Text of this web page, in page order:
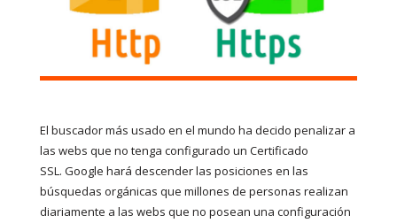
El buscador más usado en el mundo ha decido penalizar a
las webs que no tenga configurado un Certificado
SSL. Google hará descender las posiciones en las
búsquedas orgánicas que millones de personas realizan
diariamente a las webs que no posean una configuración